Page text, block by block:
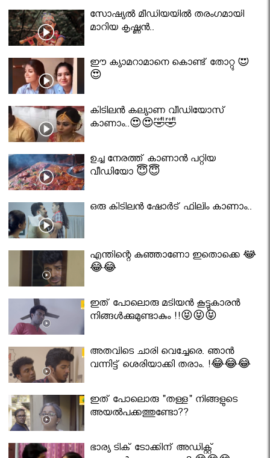
സോഷ്യൽ മീഡിയയിൽ തരംഗമായി
മാറിയ കൃഷ്ണൻ..
ഈ ക്യാമറാമാനെ കൊണ്ട് തോറ്റു 😍
😍
കിടിലൻ കല്യാണ വീഡിയോസ്
കാണാം..😍😍🤣🤣
ഉച്ച നേരത്ത് കാണാൻ പറ്റിയ
വീഡിയോ 😇😇
ഒരു കിടിലൻ ഷോർട് ഫിലിം കാണാം..
എന്തിന്റെ കുഞ്ഞാണോ ഇതൊക്കെ 😂
😂😂
ഇത് പോലൊരു മടിയൻ കൂട്ടുകാരൻ
നിങ്ങൾക്കുമുണ്ടാകും !!😝😝😝
അതവിടെ ചാരി വെച്ചേരെ. ഞാൻ
വന്നിട്ട് ശെരിയാക്കി തരാം. !😂😂😂
ഇത് പോലൊരു "തള്ള" നിങ്ങളുടെ
അയല്‍പക്കത്തുണ്ടോ??
ഭാര്യ ടിക് ടോക്കിന് അഡിക്റ്റ്